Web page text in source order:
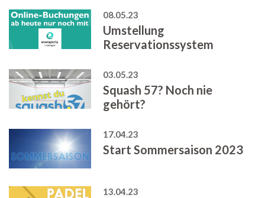
08.05.23
Umstellung
Reservationssystem
03.05.23
Squash 57? Noch nie
gehört?
17.04.23
Start Sommersaison 2023
13.04.23